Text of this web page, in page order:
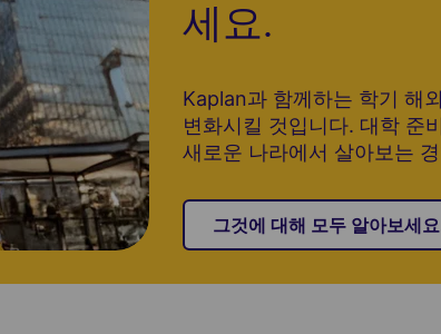
세요.
Kaplan과 함께하는 학기 해
변화시킬 것입니다. 대학 준
새로운 나라에서 살아보는
그것에 대해 모두 알아보세